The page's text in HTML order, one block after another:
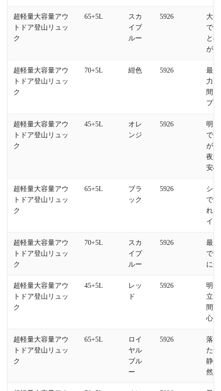
超軽量大容量アウ
トドア登山リュッ
ク
65+5L
スカ
イブ
ルー
5926
大
で
と
が
超軽量大容量アウ
トドア登山リュッ
ク
70+5L 紺色 5926
最
力
間
プ
超軽量大容量アウ
トドア登山リュッ
ク
45+5L
オレ
ンジ
5926
明
で
が
夜
安心
超軽量大容量アウ
トドア登山リュッ
ク
65+5L
ブラ
ック
5926
シ
で
れ
イン
超軽量大容量アウ
トドア登山リュッ
ク
70+5L
スカ
イブ
ルー
5926
最
で
に
超軽量大容量アウ
トドア登山リュッ
ク
45+5L
レッ
ド
5926
明
立
間
心
超軽量大容量アウ
トドア登山リュッ
ク
65+5L
ロイ
ヤル
ブル
ー
5926
落
た
静
然